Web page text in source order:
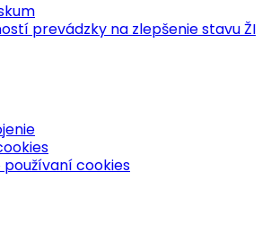
prevádzky na zlepšenie stavu ŽI
používaní cookies